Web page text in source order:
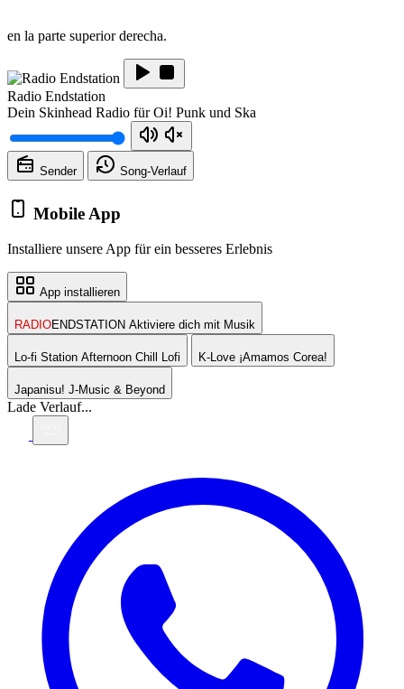
en la parte superior derecha.
Radio Endstation
Dein Skinhead Radio für Oi! Punk und Ska
Sender Song-Verlauf
Mobile App
Installiere unsere App für ein besseres Erlebnis
App installieren
RADIOENDSTATION Aktiviere dich mit Musik
Lo-fi Station Afternoon Chill Lofi K-Love ¡Amamos Corea!
Japanisu! J-Music & Beyond
Lade Verlauf...